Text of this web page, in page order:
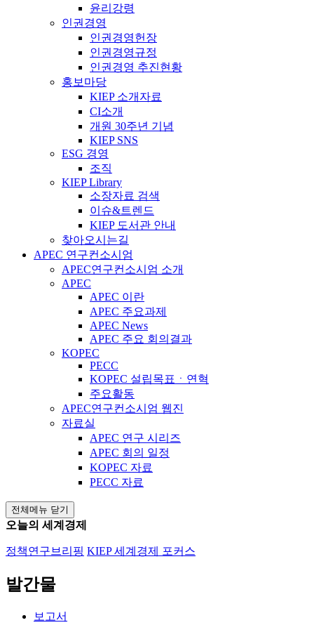
윤리강령
인권경영
인권경영헌장
인권경영규정
인권경영 추진현황
홍보마당
KIEP 소개자료
CI소개
개원 30주년 기념
KIEP SNS
ESG 경영
조직
KIEP Library
소장자료 검색
이슈&트렌드
KIEP 도서관 안내
찾아오시는길
APEC 연구컨소시엄
APEC연구컨소시엄 소개
APEC
APEC 이란
APEC 주요과제
APEC News
APEC 주요 회의결과
KOPEC
PECC
KOPEC 설립목표ㆍ연혁
주요활동
APEC연구컨소시엄 웹진
자료실
APEC 연구 시리즈
APEC 회의 일정
KOPEC 자료
PECC 자료
전체메뉴 닫기
오늘의 세계경제
정책연구브리핑 KIEP 세계경제 포커스
발간물
보고서